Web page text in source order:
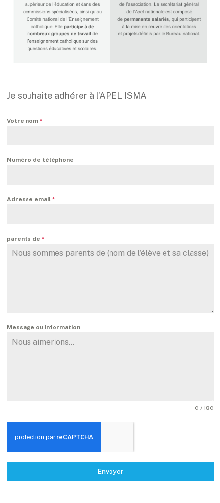
Je souhaite adhérer à l’APEL ISMA
Votre nom *
Numéro de téléphone
Adresse email *
parents de *
Message ou information
0 / 180
Envoyer